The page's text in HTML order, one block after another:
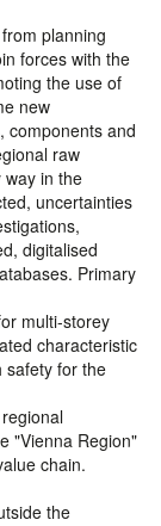
planning
forces with the
the use of
new
components and
raw
way in the
uncertainties
digitalised
Primary
multi-storey
characteristic
safety for the
"Vienna Region"
chain.
the